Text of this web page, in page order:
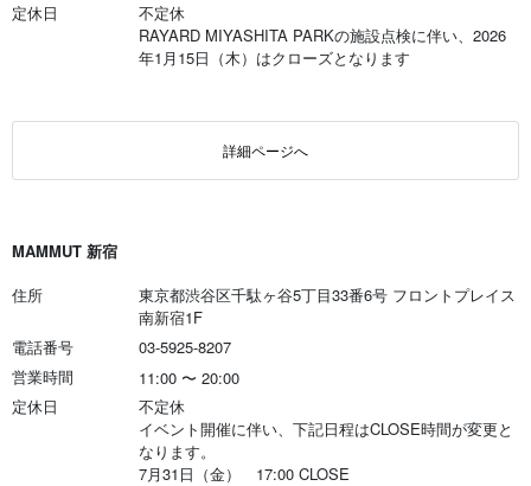
定休日
不定休
RAYARD MIYASHITA PARKの施設点検に伴い、2026
年1月15日（木）はクローズとなります
詳細ページへ
MAMMUT 新宿
住所
東京都渋谷区千駄ヶ谷5丁目33番6号 フロントプレイス
南新宿1F
電話番号
03-5925-8207
営業時間
11:00 〜 20:00
定休日
不定休
イベント開催に伴い、下記日程はCLOSE時間が変更と
なります。
7月31日（金） 17:00 CLOSE